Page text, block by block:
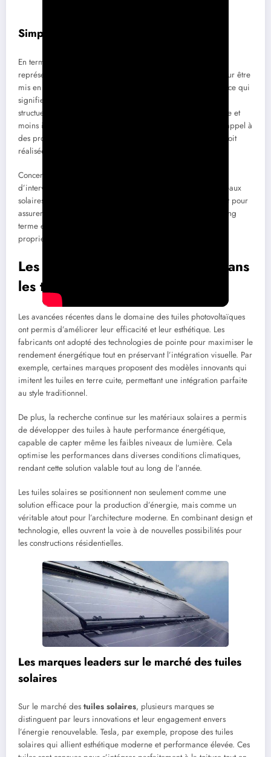
Simplicité d’installation et entretien
En termes d’installation, les
représentent une option simple et efficace. Ils sont conçus pour être
mis en place de manière similaire aux tuiles traditionnelles, ce qui
signifie que leur installation ne nécessite pas d’approches
structuelles complexes. Cela rend l’installation à la fois rapide et
moins intrusive pour la maison. Il est recommandé de faire appel à
des professionnels qualifiés pour garantir que l’intégration soit
réalisée correctement.
Concernant l’entretien, les tuiles solaires requièrent moins
d’interventions régulières comparées aux systèmes de panneaux
solaires. Un simple nettoyage de temps en temps est suffisant pour
assurer leur efficacité. Cette réduction de l’entretien sur le long
terme est un aspect non négligeable pour de nombreux
propriétaires.
Les innovations technologiques dans
les tuiles solaires
Les avancées récentes dans le domaine des tuiles photovoltaïques
ont permis d’améliorer leur efficacité et leur esthétique. Les
fabricants ont adopté des technologies de pointe pour maximiser le
rendement énergétique tout en préservant l’intégration visuelle. Par
exemple, certaines marques proposent des modèles innovants qui
imitent les tuiles en terre cuite, permettant une intégration parfaite
au style traditionnel.
De plus, la recherche continue sur les matériaux solaires a permis
de développer des tuiles à haute performance énergétique,
capable de capter même les faibles niveaux de lumière. Cela
optimise les performances dans diverses conditions climatiques,
rendant cette solution valable tout au long de l’année.
Les tuiles solaires se positionnent non seulement comme une
solution efficace pour la production d’énergie, mais comme un
véritable atout pour l’architecture moderne. En combinant design et
technologie, elles ouvrent la voie à de nouvelles possibilités pour
les constructions résidentielles.
Les marques leaders sur le marché des tuiles
solaires
Sur le marché des tuiles solaires, plusieurs marques se
distinguent par leurs innovations et leur engagement envers
l’énergie renouvelable. Tesla, par exemple, propose des tuiles
solaires qui allient esthétique moderne et performance élevée. Ces